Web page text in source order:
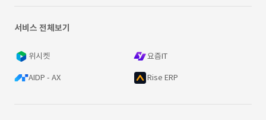
서비스 전체보기
위시켓 요즘IT
AIDP - AX Rise ERP